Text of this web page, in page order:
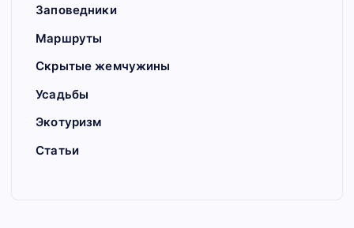
Заповедники
Маршруты
Скрытые жемчужины
Усадьбы
Экотуризм
Статьи